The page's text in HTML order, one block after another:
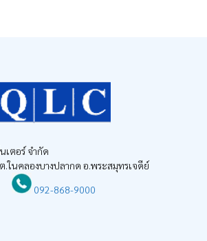
เตอร์ จำกัด
ในคลองบางปลากด อ.พระสมุทรเจดีย์
092-868-9000